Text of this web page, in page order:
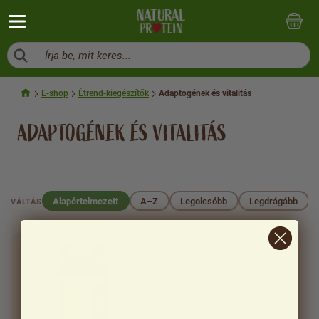
Írja be, mit keres...
E-shop Étrend-kiegészítők Adaptogének és vitalitás
ADAPTOGÉNEK ÉS VITALITÁS
VÁLTÁS Alapértelmezett A–Z Legolcsóbb Legdrágább